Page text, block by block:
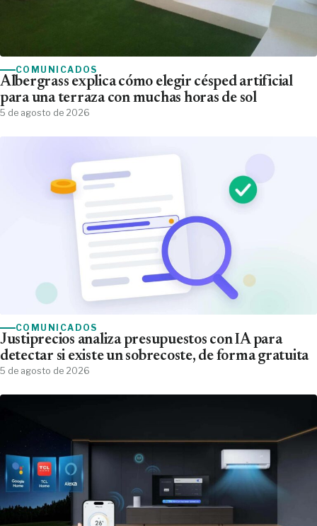
COMUNICADOS
Albergrass explica cómo elegir césped artificial
para una terraza con muchas horas de sol
5 de agosto de 2026
COMUNICADOS
Justiprecios analiza presupuestos con IA para
detectar si existe un sobrecoste, de forma gratuita
5 de agosto de 2026